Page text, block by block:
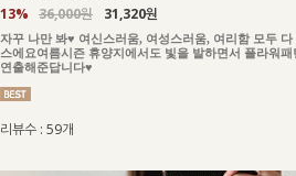
13% 36,000원 31,320원
자꾸 나만 봐♥ 여신스러움, 여성스러움, 여리함 모두 다
스에요여름시즌 휴양지에서도 빛을 발하면서 플라워패
연출해준답니다♥
리뷰수 : 59개